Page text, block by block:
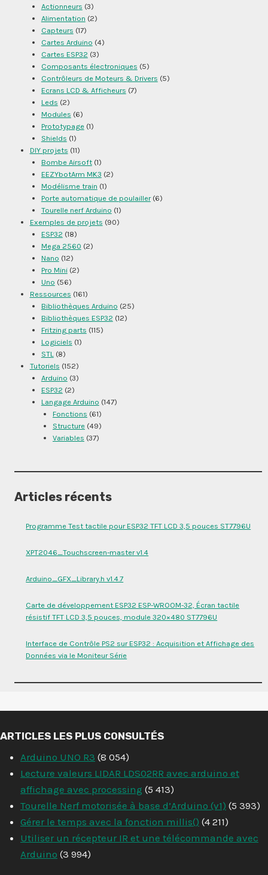
Actionneurs (3)
Alimentation (2)
Capteurs (17)
Cartes Arduino (4)
Cartes ESP32 (3)
Composants électroniques (5)
Contrôleurs de Moteurs & Drivers (5)
Ecrans LCD & Afficheurs (7)
Leds (2)
Modules (6)
Prototypage(1)
Shields (1)
DIY projets (11)
Bombe Airsoft(1)
EEZYbotArm MK3 (2)
Modélisme train (1)
Porte automatique de poulailler(6)
Tourelle nerf Arduino (1)
Exemples de projets (90)
ESP32 (18)
Mega 2560 (2)
Nano (12)
Pro Mini(2)
Uno (56)
Ressources (161)
Bibliothèques Arduino (25)
Bibliothèques ESP32 (12)
Fritzing parts (115)
Logiciels (1)
STL(8)
Tutoriels (152)
Arduino (3)
ESP32 (2)
Langage Arduino (147)
Fonctions (61)
Structure(49)
Variables (37)
Articles récents
Programme Test tactile pour ESP32 TFT LCD 3,5 pouces ST7796U
XPT2046_Touchscreen-master v1.4
Arduino_GFX_Library.h v1.4.7
Carte de développement ESP32 ESP-WROOM-32, Écran tactile
résistif TFT LCD 3,5 pouces, module 320×480 ST7796U
Interface de Contrôle PS2 sur ESP32 : Acquisition et Affichage des
Données via le Moniteur Série
ARTICLES LES PLUS CONSULTÉS
Arduino UNO R3 (8 054)
Lecture valeurs LIDAR LDS02RR avec arduino et
affichage avec processing (5 413)
Tourelle Nerf motorisée à base d’Arduino (v1) (5 393)
Gérer le temps avec la fonction millis() (4 211)
Utiliser un récepteur IR et une télécommande avec
Arduino (3 994)